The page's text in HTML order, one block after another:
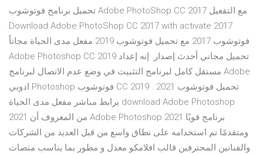
تحميل برنامج فوتوشوب Adobe PhotoShop CC 2017 مع التفعيل
Download Adobe PhotoShop CC 2017 with activate 2017
فوتوشوب 2017 مع تحميل فوتوشوب 2019 مفعل مدى الحياة مجاناً
Adobe Photoshop CC 2019 تحميل مجاني أحدث إصدار. إنه إعداد
مستقل كامل لبرنامج التثبيت في وضع عدم الاتصال لبرنامج Adobe
ادوبي Photoshop فوتوشوب CC 2019 . تحميل فوتوشوب 2021
برابط مباشر مفعل مدى الحياة download Adobe Photoshop
2021 من المعروف أن Adobe Photoshop 2021 برنامج قويًا
ومتقدمًا تم استخدامه على نطاق واسع من قبل العديد من الشركات
والفنانين المحترفين قالب افلامكو معدل و مطور بما يناسب منصات